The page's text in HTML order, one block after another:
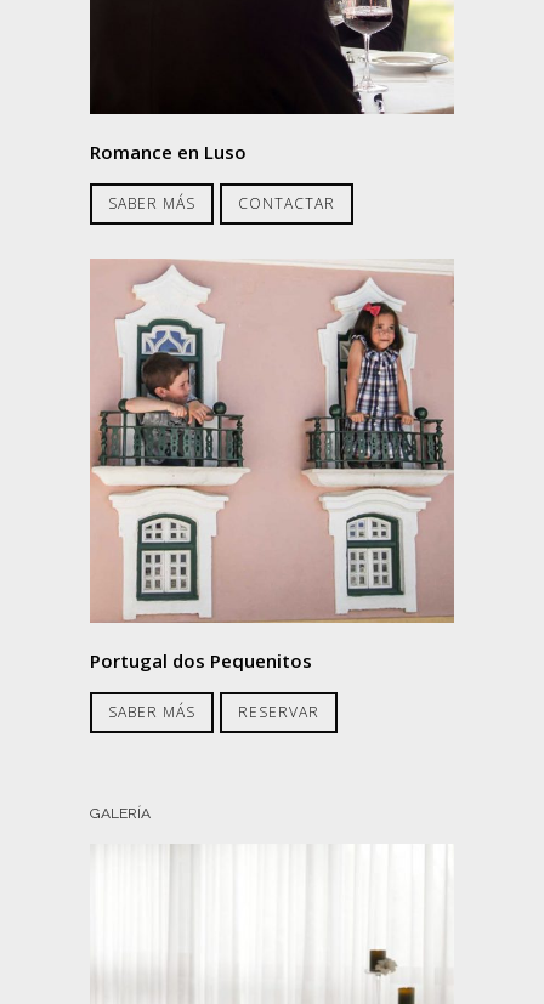
Romance en Luso
SABER MÁS CONTACTAR
Portugal dos Pequenitos
SABER MÁS RESERVAR
GALERÍA